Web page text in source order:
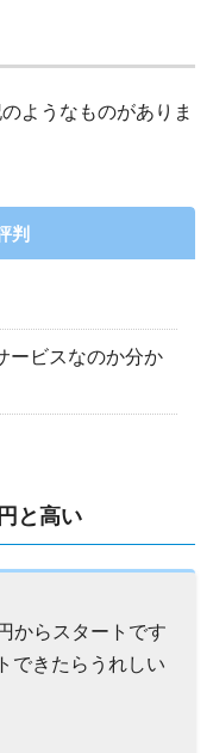
ようなものがありま
判
ービスなのか分か
と高い
からスタートです
できたらうれしい